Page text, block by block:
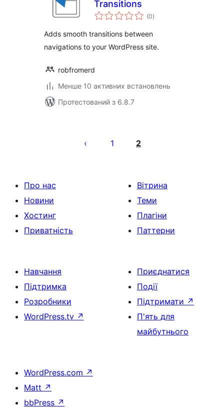
Transitions
(0загальний
рейтинг
)
Adds smooth transitions between
navigations to your WordPress site.
robfromerd
Менше 10 активних встановлень
Протестований з 6.8.7
записів
1 2
Про нас
Новини
Хостинг
Приватність
Вітрина
Теми
Плагіни
Паттерни
Навчання
Підтримка
Розробники
WordPress.tv ↗
Приєднатися
Події
Підтримати ↗
П'ять для
майбутнього
WordPress.com ↗
Matt ↗
bbPress ↗